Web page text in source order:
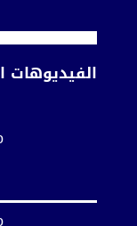
الفيديوهات